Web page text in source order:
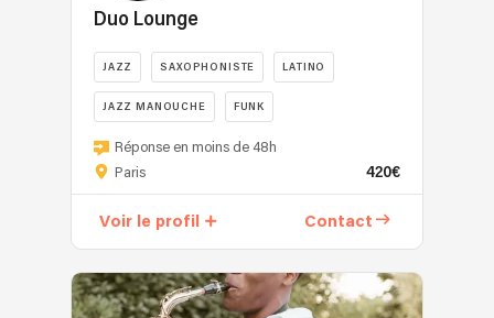
Duo Lounge
JAZZ SAXOPHONISTE LATINO
JAZZ MANOUCHE FUNK
Réponse en moins de 48h
Paris
420€
Voir le profil Contact